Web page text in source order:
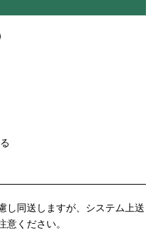
し同送しますが、システム上送
ください。